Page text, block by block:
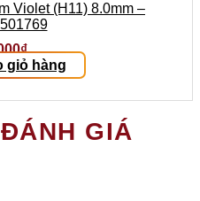
Violet (H11) 8.0mm –
₫
giỏ hàng
GIÁ